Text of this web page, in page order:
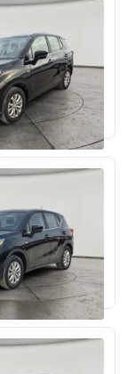
مستعملة 70,725 كم
مستعملة 86,486 كم